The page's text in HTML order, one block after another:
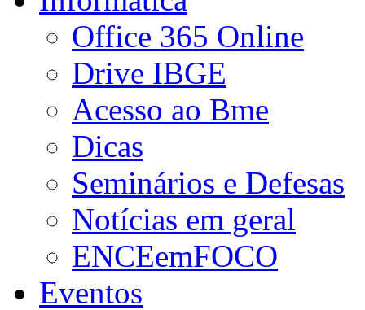
Office 365 Online
Drive IBGE
Acesso ao Bme
Dicas
Seminários e Defesas
Notícias em geral
ENCEemFOCO
Eventos